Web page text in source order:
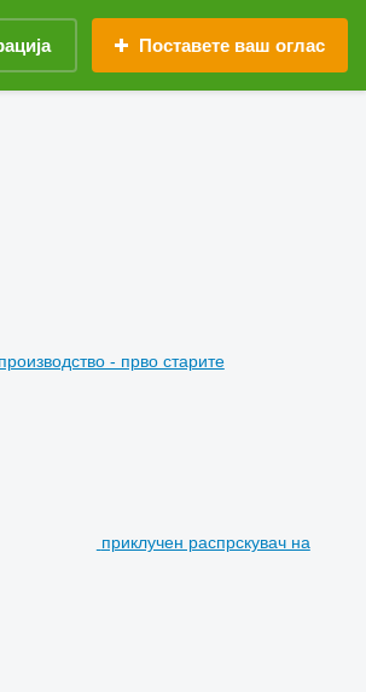
Поставете ваш оглас
- прво старите
приклучен распрскувач на